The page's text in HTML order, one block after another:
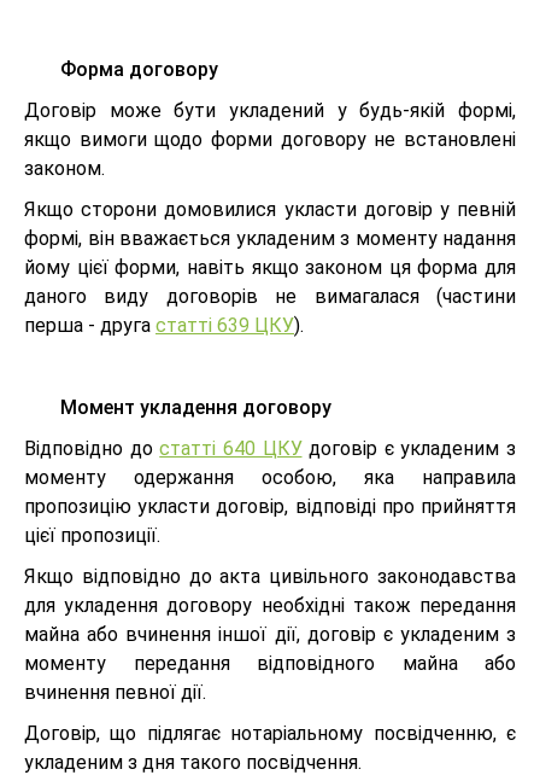
Форма договору
Договір може бути укладений у будь-якій формі,
якщо вимоги щодо форми договору не встановлені
законом.
Якщо сторони домовилися укласти договір у певній
формі, він вважається укладеним з моменту надання
йому цієї форми, навіть якщо законом ця форма для
даного виду договорів не вимагалася (частини
перша - друга статті 639 ЦКУ).
Момент укладення договору
Відповідно достатті 640 ЦКУдоговір є укладеним з
моменту одержання особою, яка направила
пропозицію укласти договір, відповіді про прийняття
цієї пропозиції.
Якщо відповідно до акта цивільного законодавства
для укладення договору необхідні також передання
майна або вчинення іншої дії, договір є укладеним з
моменту передання відповідного майна або
вчинення певної дії.
Договір, що підлягає нотаріальному посвідченню, є
укладеним з дня такого посвідчення.